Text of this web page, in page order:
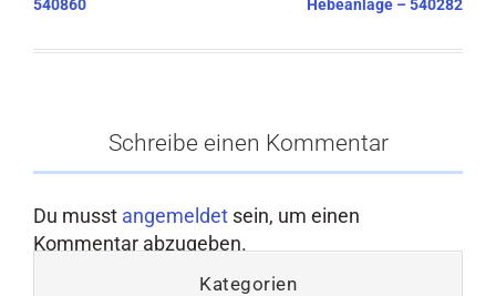
540860 Hebeanlage – 540282
Schreibe einen Kommentar
Du musst angemeldet sein, um einen
Kommentar abzugeben.
Kategorien